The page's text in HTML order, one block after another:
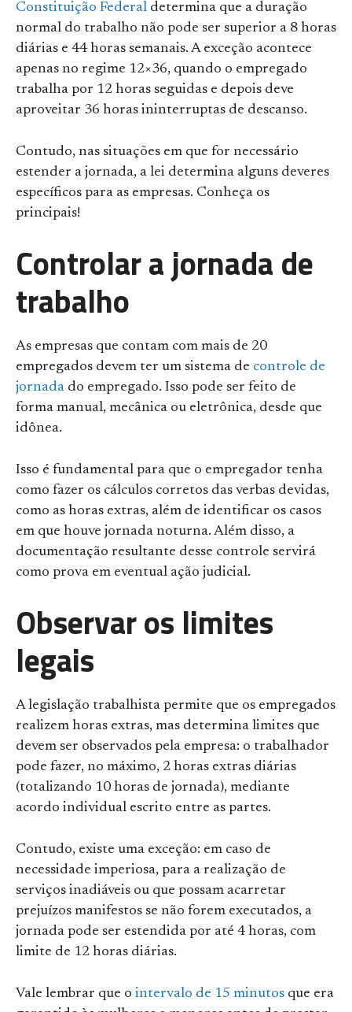
Constituição Federal determina que a duração
normal do trabalho não pode ser superior a 8 horas
diárias e 44 horas semanais. A exceção acontece
apenas no regime 12×36, quando o empregado
trabalha por 12 horas seguidas e depois deve
aproveitar 36 horas ininterruptas de descanso.
Contudo, nas situações em que for necessário
estender a jornada, a lei determina alguns deveres
específicos para as empresas. Conheça os
principais!
Controlar a jornada de
trabalho
As empresas que contam com mais de 20
empregados devem ter um sistema de controle de
jornada do empregado. Isso pode ser feito de
forma manual, mecânica ou eletrônica, desde que
idônea.
Isso é fundamental para que o empregador tenha
como fazer os cálculos corretos das verbas devidas,
como as horas extras, além de identificar os casos
em que houve jornada noturna. Além disso, a
documentação resultante desse controle servirá
como prova em eventual ação judicial.
Observar os limites
legais
A legislação trabalhista permite que os empregados
realizem horas extras, mas determina limites que
devem ser observados pela empresa: o trabalhador
pode fazer, no máximo, 2 horas extras diárias
(totalizando 10 horas de jornada), mediante
acordo individual escrito entre as partes.
Contudo, existe uma exceção: em caso de
necessidade imperiosa, para a realização de
serviços inadiáveis ou que possam acarretar
prejuízos manifestos se não forem executados, a
jornada pode ser estendida por até 4 horas, com
limite de 12 horas diárias.
Vale lembrar que o intervalo de 15 minutos que era